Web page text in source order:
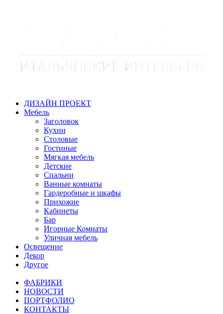
ДИЗАЙН ПРОЕКТ
Мебель
Заголовок
Кухни
Столовые
Гостиные
Мягкая мебель
Детские
Спальни
Ванные комнаты
Гардеробные и шкафы
Прихожие
Кабинеты
Бар
Игорные Комнаты
Уличная мебель
Освещение
Декор
Другое
ФАБРИКИ
НОВОСТИ
ПОРТФОЛИО
КОНТАКТЫ